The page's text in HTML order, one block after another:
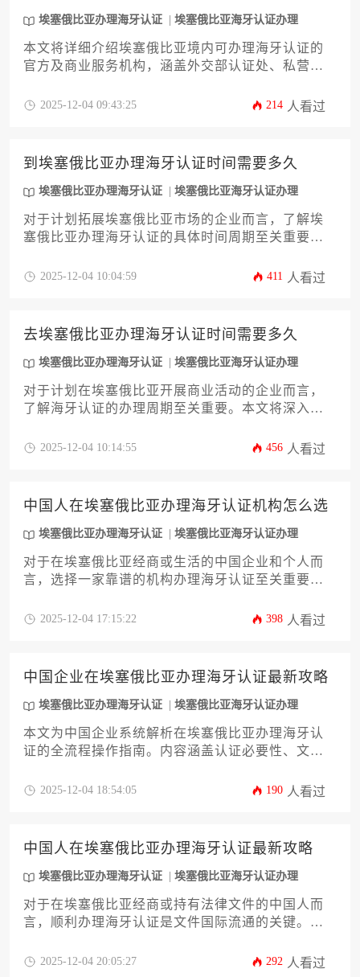
埃塞俄比亚办理海牙认证 埃塞俄比亚海牙认证办理
本文将详细介绍埃塞俄比亚境内可办理海牙认证的
官方及商业服务机构，涵盖外交部认证处、私营认
准、办理流程优化策略、常见风险规避方案及后续
2025-12-04 09:43:25 214 人看过
到埃塞俄比亚办理海牙认证时间需要多久
埃塞俄比亚办理海牙认证 埃塞俄比亚海牙认证办理
对于计划拓展埃塞俄比亚市场的企业而言，了解埃
塞俄比亚办理海牙认证的具体时间周期至关重要。
入剖析影响认证时效的各个环节，包括文件类型、
助您精准规划时间，规避潜在延误，确保商业活动
顺利推进。掌握埃塞俄比亚办理海牙认证的正确时
间预期，是项目成功的关键第一步。
2025-12-04 10:04:59 411 人看过
去埃塞俄比亚办理海牙认证时间需要多久
埃塞俄比亚办理海牙认证 埃塞俄比亚海牙认证办理
对于计划在埃塞俄比亚开展商业活动的企业而言，
了解海牙认证的办理周期至关重要。本文将深入分
述影响认证效率的关键因素、详细流程及实用加速
2025-12-04 10:14:55 456 人看过
中国人在埃塞俄比亚办理海牙认证机构怎么选
埃塞俄比亚办理海牙认证 埃塞俄比亚海牙认证办理
对于在埃塞俄比亚经商或生活的中国企业和个人而
言，选择一家靠谱的机构办理海牙认证至关重要。
对比、风险规避等角度，系统阐述如何在埃塞俄比
2025-12-04 17:15:22 398 人看过
中国企业在埃塞俄比亚办理海牙认证最新攻略
埃塞俄比亚办理海牙认证 埃塞俄比亚海牙认证办理
本文为中国企业系统解析在埃塞俄比亚办理海牙认
证的全流程操作指南。内容涵盖认证必要性、文件
备细则、公证与翻译规范、提交程序、办理周期、
政策变化提醒，助力企业高效完成跨境文书合规化
流程。
2025-12-04 18:54:05 190 人看过
中国人在埃塞俄比亚办理海牙认证最新攻略
埃塞俄比亚办理海牙认证 埃塞俄比亚海牙认证办理
对于在埃塞俄比亚经商或持有法律文件的中国人而
言，顺利办理海牙认证是文件国际流通的关键。本
认证最新攻略》，旨在帮助企业主和高管清晰理解
2025-12-04 20:05:27 292 人看过